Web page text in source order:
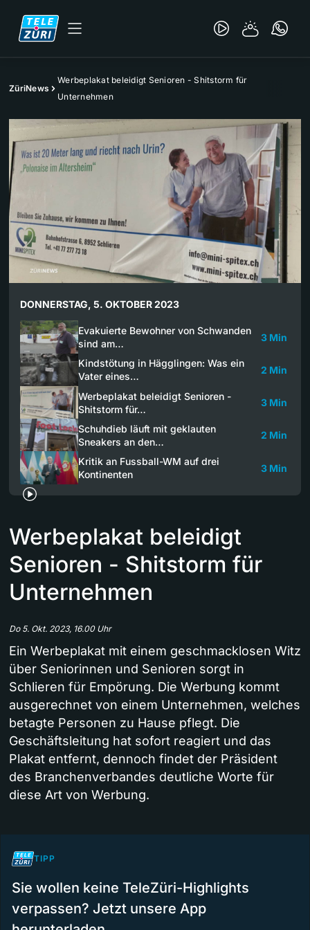
ZüriNews
Werbeplakat beleidigt Senioren - Shitstorm für
Unternehmen
DONNERSTAG, 5. OKTOBER 2023
Evakuierte Bewohner von Schwanden
sind am…
3 Min
Kindstötung in Hägglingen: Was ein
Vater eines…
2 Min
Werbeplakat beleidigt Senioren -
Shitstorm für…
3 Min
Schuhdieb läuft mit geklauten
Sneakers an den…
2 Min
Kritik an Fussball-WM auf drei
Kontinenten
3 Min
Werbeplakat beleidigt
Senioren - Shitstorm für
Unternehmen
Do 5. Okt. 2023, 16.00 Uhr
Ein Werbeplakat mit einem geschmacklosen Witz
über Seniorinnen und Senioren sorgt in
Schlieren für Empörung. Die Werbung kommt
ausgerechnet von einem Unternehmen, welches
betagte Personen zu Hause pflegt. Die
Geschäftsleitung hat sofort reagiert und das
Plakat entfernt, dennoch findet der Präsident
des Branchenverbandes deutliche Worte für
diese Art von Werbung.
TIPP
Sie wollen keine TeleZüri-Highlights
verpassen? Jetzt unsere App